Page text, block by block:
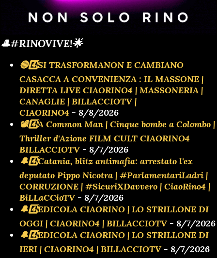
🎩#RINOVIVE!🌟
🔴4️⃣SI TRASFORMANON E CAMBIANO
CASACCA A CONVENIENZA : IL MASSONE |
DIRETTA LIVE CIAORINO4 | MASSONERIA |
CANAGLIE | BILLACCIOTV |
CIAORINO4 - 8/8/2026
📽️4️⃣A Common Man | Cinque bombe a Colombo |
Thriller d'Azione FILM CULT CIAORINO4
BILLACCIOTV- 8/7/2026
🔔4️⃣Catania, blitz antimafia: arrestato l'ex
deputato Pippo Nicotra | #ParlamentariLadri |
CORRUZIONE | #SicuriXDavvero | CiaoRino4 |
BiLLaCCioTV- 8/7/2026
🔔4️⃣EDICOLA CIAORINO | LO STRILLONE DI
OGGI | CIAORINO4 | BILLACCIOTV- 8/7/2026
🔔4️⃣EDICOLA CIAORINO | LO STRILLONE DI
IERI | CIAORINO4 | BILLACCIOTV- 8/7/2026